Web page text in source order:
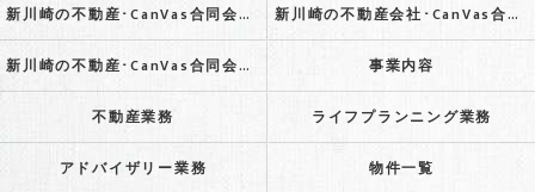
新川崎の不動産･CanVas合同会社の口コミ情報 新川崎の不動産会社･CanVas合同会社の評判
新川崎の不動産･CanVas合同会社のお客様の声 事業内容
不動産業務 ライフプランニング業務
アドバイザリー業務 物件一覧